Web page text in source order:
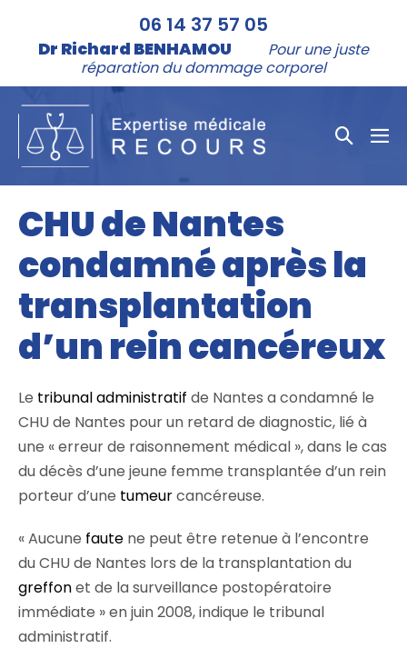
contenu
06 14 37 57 05
Dr Richard BENHAMOU
Pour une juste
réparation du dommage corporel
CHU de Nantes
condamné après la
transplantation
d’un rein cancéreux
Le tribunal administratif de Nantes a condamné le
CHU de Nantes pour un retard de diagnostic, lié à
une « erreur de raisonnement médical », dans le cas
du décès d’une jeune femme transplantée d’un rein
porteur d’une tumeurcancéreuse.
« Aucune faute ne peut être retenue à l’encontre
du CHU de Nantes lors de la transplantation du
greffonet de la surveillance postopératoire
immédiate » en juin 2008, indique le tribunal
administratif.